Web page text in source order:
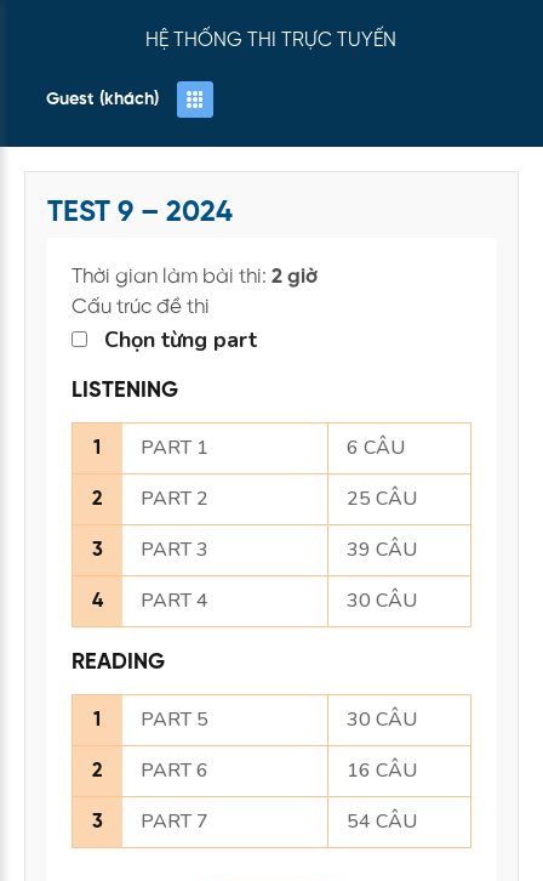
HỆ THỐNG THI TRỰC TUYẾN
Guest (khách)
TEST 9 – 2024
Thời gian làm bài thi: 2 giờ
Cấu trúc đề thi
Chọn từng part
LISTENING
1 PART 1 6 CÂU
2 PART 2 25 CÂU
3 PART 3 39 CÂU
4 PART 4 30 CÂU
READING
1 PART 5 30 CÂU
2 PART 6 16 CÂU
3 PART 7 54 CÂU